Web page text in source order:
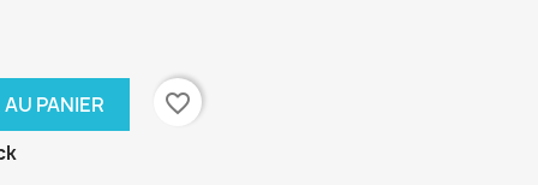
PANIER favorite_border